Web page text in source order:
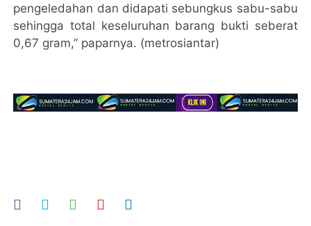
pengeledahan dan didapati sebungkus sabu-sabu
sehingga total keseluruhan barang bukti seberat
0,67 gram,” paparnya. (metrosiantar)